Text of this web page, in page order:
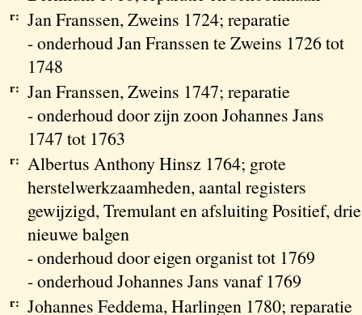
r: Jan Franssen, Zweins 1724; reparatie
- onderhoud Jan Franssen te Zweins 1726 tot
1748
r: Jan Franssen, Zweins 1747; reparatie
- onderhoud door zijn zoon Johannes Jans
1747 tot 1763
r: Albertus Anthony Hinsz 1764; grote
herstelwerkzaamheden, aantal registers
gewijzigd, Tremulant en afsluiting Positief, drie
nieuwe balgen
- onderhoud door eigen organist tot 1769
- onderhoud Johannes Jans vanaf 1769
r: Johannes Feddema, Harlingen 1780; reparatie